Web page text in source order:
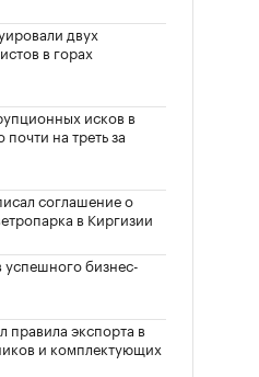
двух
в горах
исков в
на треть за
соглашение о
в Киргизии
успешного бизнес-
правила экспорта в
и комплектующих